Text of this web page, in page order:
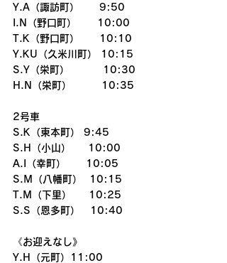
Y.A（諏訪町）　　9:50
I.N（野口町）　   10:00
T.K（野口町）　　10:10
Y.KU（久米川町） 10:15
S.Y（栄町）　　　 10:30
H.N（栄町）　　　10:35
2号車
S.K（東本町） 9:45
S.H（小山） 　 10:00
A.I（幸町）　　10:05
S.M（八幡町）  10:15
T.M（下里） 　 10:25
S.S（恩多町）　10:40
《お迎えなし》
Y.H（元町）11:00